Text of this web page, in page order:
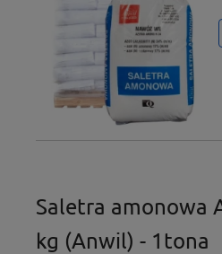
Saletra amonowa
kg (Anwil) - 1tona